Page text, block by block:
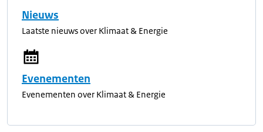
Nieuws
Laatste nieuws over Klimaat & Energie
Evenementen
Evenementen over Klimaat & Energie